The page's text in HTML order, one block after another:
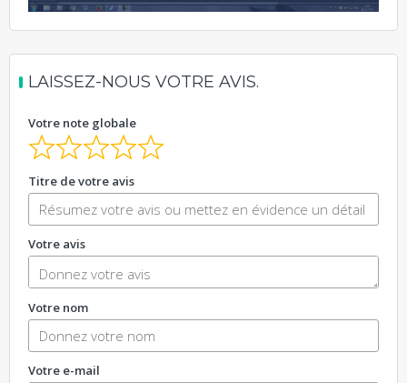
LAISSEZ-NOUS VOTRE AVIS.
Votre note globale
Titre de votre avis
Votre avis
Votre nom
Votre e-mail